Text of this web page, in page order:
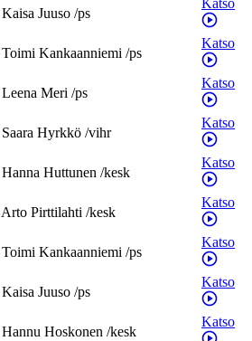
Kaisa Juuso /ps
Katso
Toimi Kankaanniemi /ps
Katso
Leena Meri /ps
Katso
Saara Hyrkkö /vihr
Katso
Hanna Huttunen /kesk
Katso
Arto Pirttilahti /kesk
Katso
Toimi Kankaanniemi /ps
Katso
Kaisa Juuso /ps
Katso
Hannu Hoskonen /kesk
Katso